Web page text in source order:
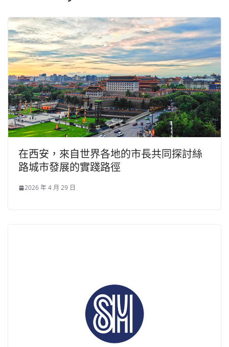
在西安，來自世界各地的市長共同探討絲
路城市發展的實踐路徑
2026 年 4 月 29 日